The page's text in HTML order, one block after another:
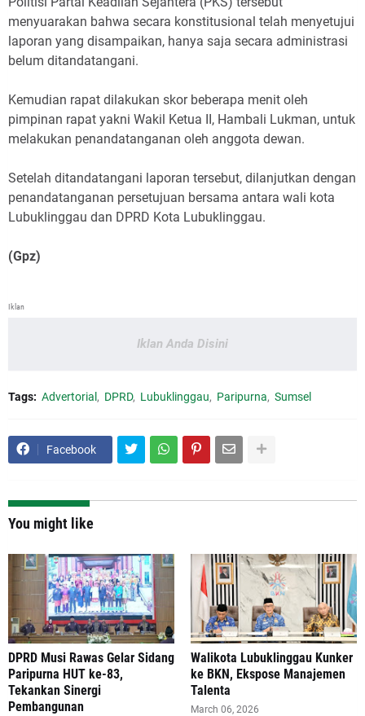
menyuarakan bahwa secara konstitusional telah menyetujui
laporan yang disampaikan, hanya saja secara administrasi
belum ditandatangani.
Kemudian rapat dilakukan skor beberapa menit oleh
pimpinan rapat yakni Wakil Ketua II, Hambali Lukman, untuk
melakukan penandatanganan oleh anggota dewan.
Setelah ditandatangani laporan tersebut, dilanjutkan dengan
penandatanganan persetujuan bersama antara wali kota
Lubuklinggau dan DPRD Kota Lubuklinggau.
(Gpz)
Iklan
Iklan Anda Disini
Tags: Advertorial DPRD Lubuklinggau Paripurna Sumsel
Facebook
You might like
DPRD Musi Rawas Gelar Sidang
Paripurna HUT ke-83,
Tekankan Sinergi
Pembangunan
Walikota Lubuklinggau Kunker
ke BKN, Ekspose Manajemen
Talenta
March 06, 2026